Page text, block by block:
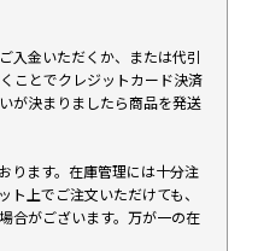
入金いただくか、または代引
ことでクレジットカード決済
が決まりましたら商品を発送
ります。在庫管理には十分注
ト上でご注文いただけても、
合がございます。万が一の在